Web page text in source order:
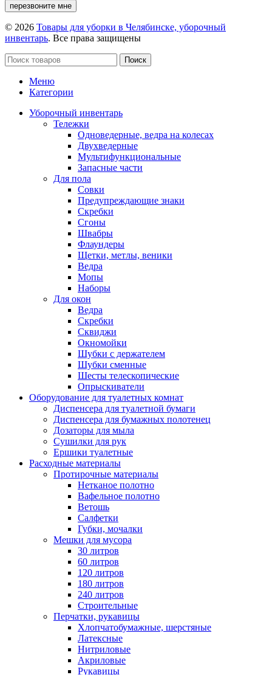
перезвоните мне
© 2026 Товары для уборки в Челябинске, уборочный
инвентарь. Все права защищены
Поиск
Меню
Категории
Уборочный инвентарь
Тележки
Одноведерные, ведра на колесах
Двухведерные
Мультифункциональные
Запасные части
Для пола
Совки
Предупреждающие знаки
Скребки
Сгоны
Швабры
Флаундеры
Щетки, метлы, веники
Ведра
Мопы
Наборы
Для окон
Ведра
Скребки
Сквиджи
Окномойки
Шубки с держателем
Шубки сменные
Шесты телескопические
Опрыскиватели
Оборудование для туалетных комнат
Диспенсера для туалетной бумаги
Диспенсера для бумажных полотенец
Дозаторы для мыла
Сушилки для рук
Ершики туалетные
Расходные материалы
Протирочные материалы
Нетканое полотно
Вафельное полотно
Ветошь
Салфетки
Губки, мочалки
Мешки для мусора
30 литров
60 литров
120 литров
180 литров
240 литров
Строительные
Перчатки, рукавицы
Хлопчатобумажные, шерстяные
Латексные
Нитриловые
Акриловые
Рукавицы